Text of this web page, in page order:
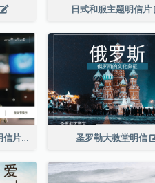
日式和服主题明信片
圣诞树照片圣诞节假期明信片 圣罗勒大教堂明信